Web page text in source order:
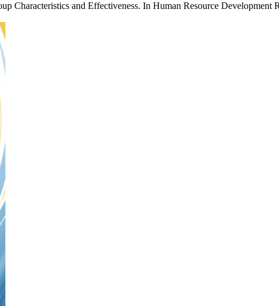
and Effectiveness. In Human Resource Development